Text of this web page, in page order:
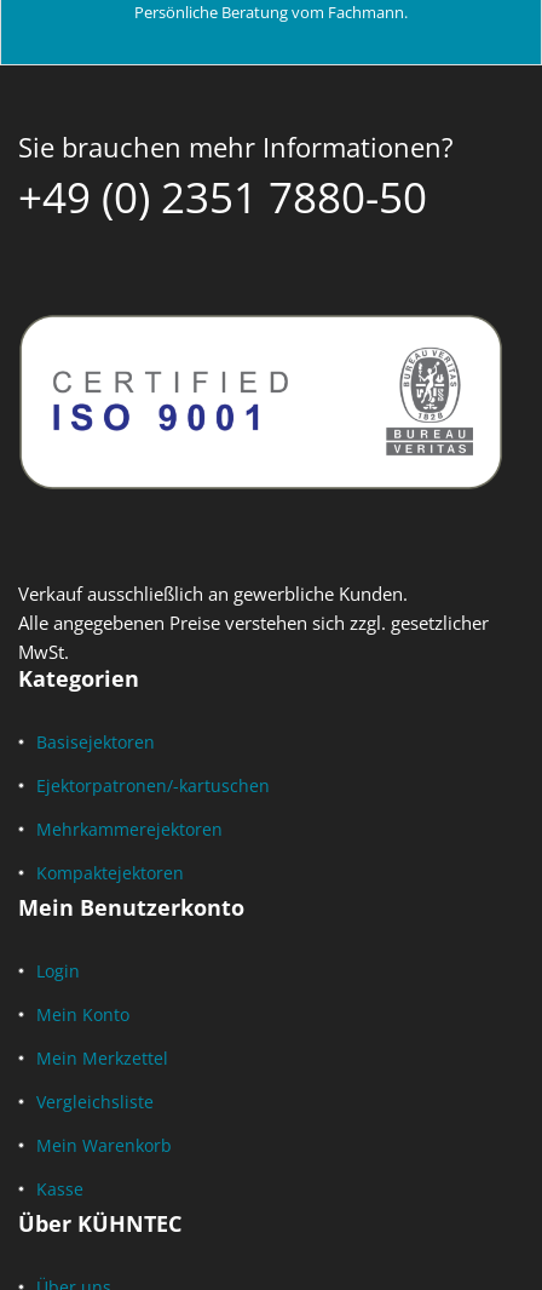
Persönliche Beratung vom Fachmann.
Sie brauchen mehr Informationen?
+49 (0) 2351 7880-50
Verkauf ausschließlich an gewerbliche Kunden.
Alle angegebenen Preise verstehen sich zzgl. gesetzlicher
MwSt.
Kategorien
Basisejektoren
Ejektorpatronen/-kartuschen
Mehrkammerejektoren
Kompaktejektoren
Mein Benutzerkonto
Login
Mein Konto
Mein Merkzettel
Vergleichsliste
Mein Warenkorb
Kasse
Über KÜHNTEC